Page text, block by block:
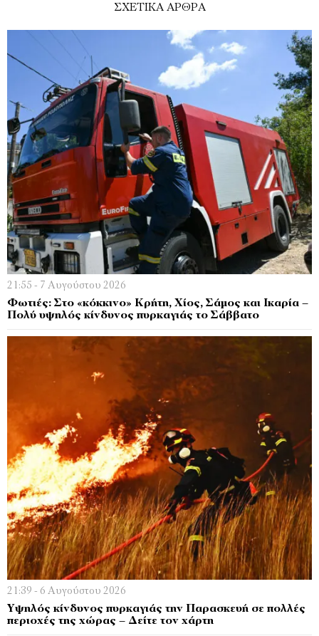
ΣΧΕΤΙΚΑ ΑΡΘΡΑ
21:55 - 7 Αυγούστου 2026
Φωτιές: Στο «κόκκινο» Κρήτη, Χίος, Σάμος και Ικαρία –
Πολύ υψηλός κίνδυνος πυρκαγιάς το Σάββατο
21:39 - 6 Αυγούστου 2026
Υψηλός κίνδυνος πυρκαγιάς την Παρασκευή σε πολλές
περιοχές της χώρας – Δείτε τον χάρτη